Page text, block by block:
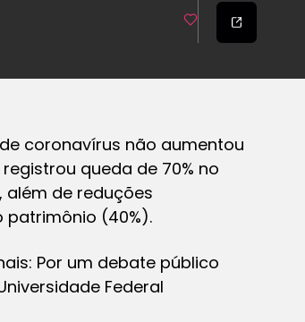
coronavírus não aumentou
queda de 70% no
de reduções
patrimônio (40%).
Por um debate público
Federal